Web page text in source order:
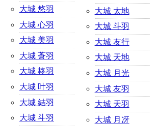
大城 悠羽
大城 心羽
大城 美羽
大城 蒼羽
大城 柊羽
大城 叶羽
大城 結羽
大城 斗羽
大城 太地
大城 斗羽
大城 友行
大城 天地
大城 月光
大城 友羽
大城 天羽
大城 月冴